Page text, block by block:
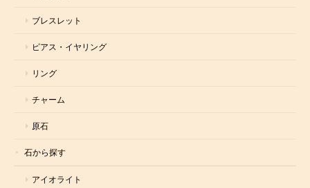
ブレスレット
ピアス・イヤリング
リング
チャーム
原石
石から探す
アイオライト